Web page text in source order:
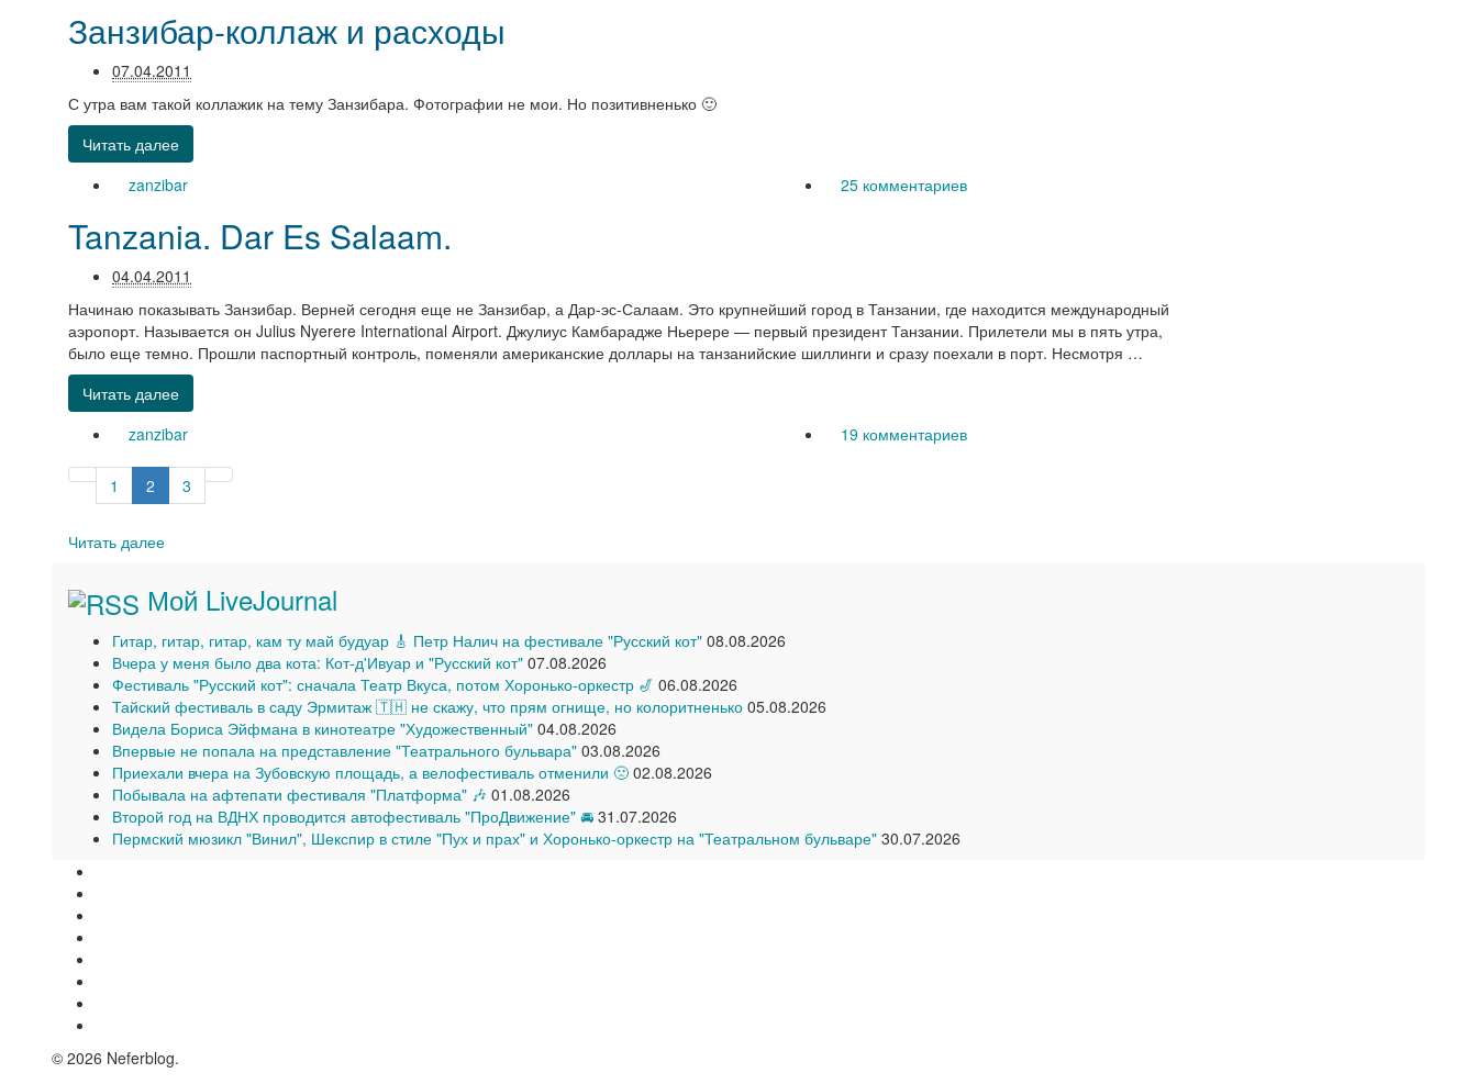
Занзибар-коллаж и расходы
07.04.2011
С утра вам такой коллажик на тему Занзибара. Фотографии не мои. Но позитивненько 🙂
Читать далее
zanzibar
25 комментариев
Tanzania. Dar Es Salaam.
04.04.2011
Начинаю показывать Занзибар. Верней сегодня еще не Занзибар, а Дар-эс-Салаам. Это крупнейший город в Танзании, где находится международный
аэропорт. Называется он Julius Nyerere International Airport. Джулиус Камбарадже Ньерере — первый президент Танзании. Прилетели мы в пять утра,
было еще темно. Прошли паспортный контроль, поменяли американские доллары на танзанийские шиллинги и сразу поехали в порт. Несмотря …
Читать далее
zanzibar
19 комментариев
1 2 3
Читать далее
Мой LiveJournal
Гитар, гитар, гитар, кам ту май будуар 🎸 Петр Налич на фестивале "Русский кот" 08.08.2026
Вчера у меня было два кота: Кот-д'Ивуар и "Русский кот" 07.08.2026
Фестиваль "Русский кот": сначала Театр Вкуса, потом Хоронько-оркестр 🎷 06.08.2026
Тайский фестиваль в саду Эрмитаж 🇹🇭 не скажу, что прям огнище, но колоритненько 05.08.2026
Видела Бориса Эйфмана в кинотеатре "Художественный" 04.08.2026
Впервые не попала на представление "Театрального бульвара" 03.08.2026
Приехали вчера на Зубовскую площадь, а велофестиваль отменили 🙁 02.08.2026
Побывала на афтепати фестиваля "Платформа" 🎶 01.08.2026
Второй год на ВДНХ проводится автофестиваль "ПроДвижение" 🚘 31.07.2026
Пермский мюзикл "Винил", Шекспир в стиле "Пух и прах" и Хоронько-оркестр на "Театральном бульваре" 30.07.2026
© 2026 Neferblog.